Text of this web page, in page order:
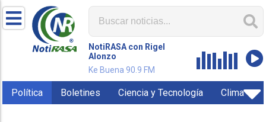
NotiRASA con Rigel
Alonzo
Ke Buena 90.9 FM
Política Boletines Ciencia y Tecnología Clima